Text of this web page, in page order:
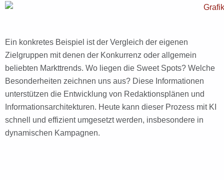
Ein konkretes Beispiel ist der Vergleich der eigenen
Zielgruppen mit denen der Konkurrenz oder allgemein
beliebten Markttrends. Wo liegen die Sweet Spots? Welche
Besonderheiten zeichnen uns aus? Diese Informationen
unterstützen die Entwicklung von Redaktionsplänen und
Informationsarchitekturen. Heute kann dieser Prozess mit KI
schnell und effizient umgesetzt werden, insbesondere in
dynamischen Kampagnen.